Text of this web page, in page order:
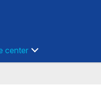
center